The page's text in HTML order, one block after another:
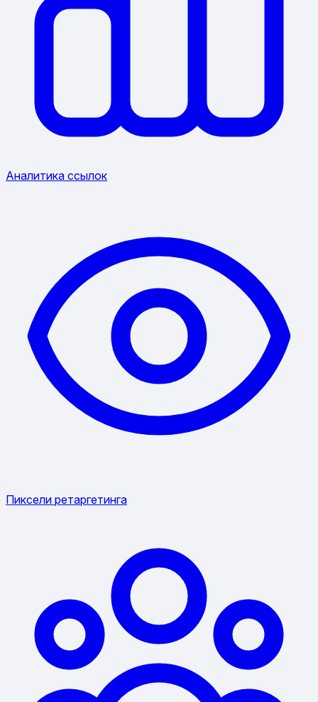
Аналитика ссылок
Пиксели ретаргетинга